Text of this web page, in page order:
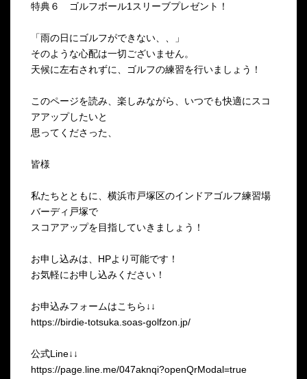
特典６ ゴルフボール1スリーブプレゼント！
「雨の日にゴルフができない、、」
そのような心配は一切ございません。
天候に左右されずに、ゴルフの練習を行いましょう！
このページを読み、楽しみながら、いつでも快適にスコ
アアップしたいと
思ってくださった、
皆様
私たちとともに、横浜市戸塚区のインドアゴルフ練習場
バーディ戸塚で
スコアアップを目指していきましょう！
お申し込みは、HPより可能です！
お気軽にお申し込みください！
お申込みフォームはこちら↓↓
https://birdie-totsuka.soas-golfzon.jp/
公式Line↓↓
https://page.line.me/047aknqi?openQrModal=true